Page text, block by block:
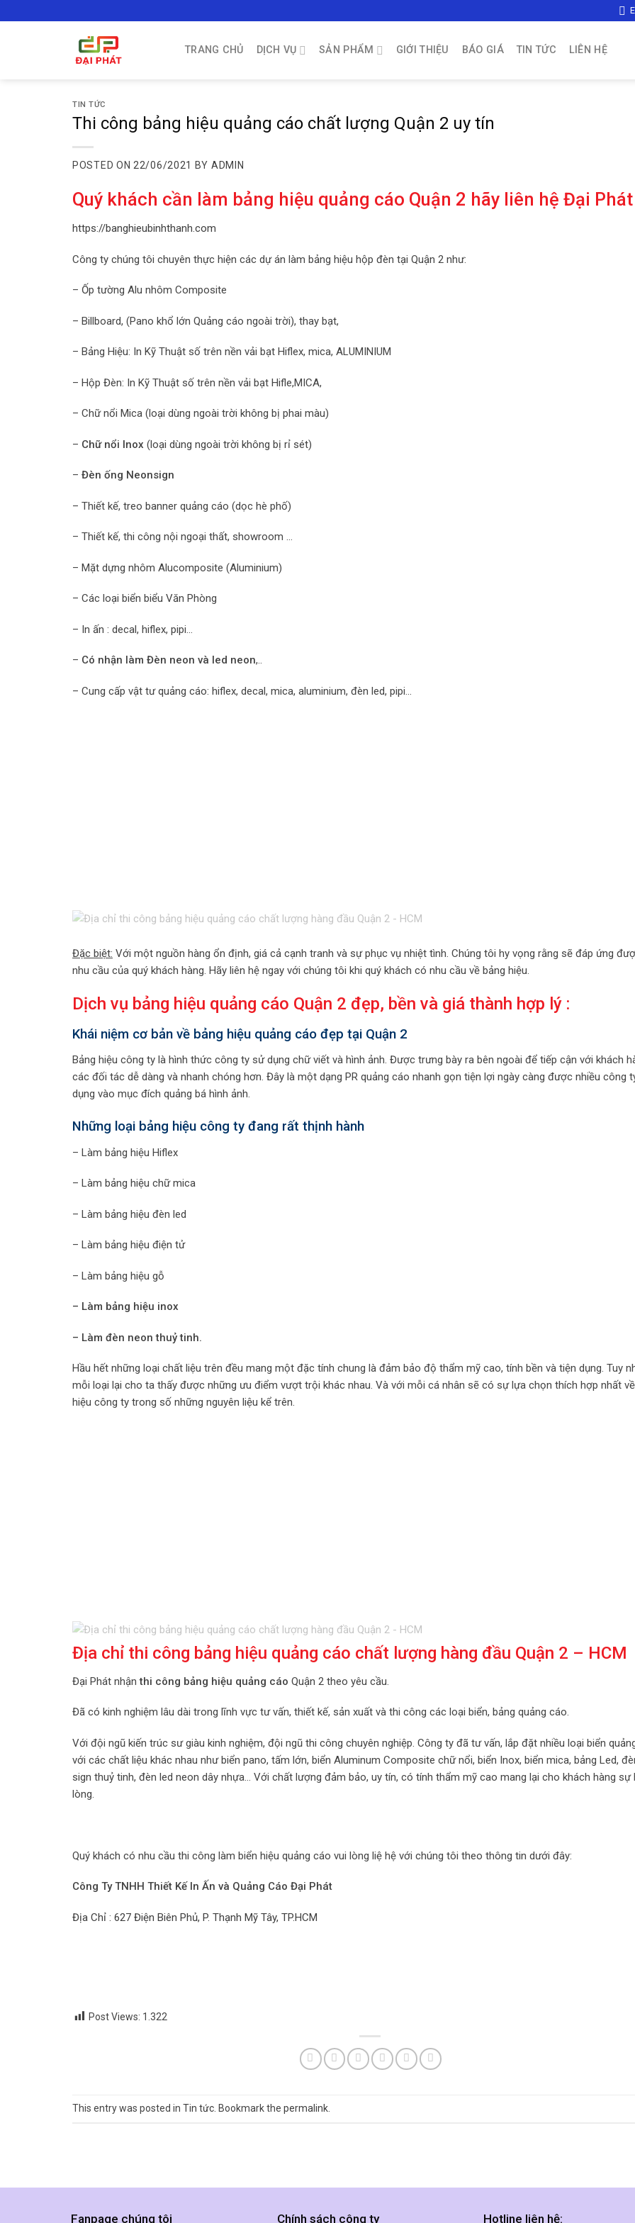
to
TRANG CHỦ DỊCH VỤ SẢN PHẨM GIỚI THIỆU BÁO GIÁ TIN TỨC LIÊN HỆ
TIN TỨC
Thi công bảng hiệu quảng cáo chất lượng Quận 2 uy tín
POSTED ON 22/06/2021 BY ADMIN
Quý khách cần làm bảng hiệu quảng cáo Quận 2 hãy liên hệ Đại Phát
https://banghieubinhthanh.com
Công ty chúng tôi chuyên thực hiện các dự án làm bảng hiệu hộp đèn tại Quận 2 như:
– Ốp tường Alu nhôm Composite
– Billboard, (Pano khổ lớn Quảng cáo ngoài trời), thay bạt,
– Bảng Hiệu: In Kỹ Thuật số trên nền vải bạt Hiflex, mica, ALUMINIUM
– Hộp Đèn: In Kỹ Thuật số trên nền vải bạt Hifle,MICA,
– Chữ nổi Mica (loại dùng ngoài trời không bị phai màu)
– Chữ nổi Inox (loại dùng ngoài trời không bị rỉ sét)
– Đèn ống Neonsign
– Thiết kế, treo banner quảng cáo (dọc hè phố)
– Thiết kế, thi công nội ngoại thất, showroom …
– Mặt dựng nhôm Alucomposite (Aluminium)
– Các loại biển biểu Văn Phòng
– In ấn : decal, hiflex, pipi…
– Có nhận làm Đèn neon và led neon,..
– Cung cấp vật tư quảng cáo: hiflex, decal, mica, aluminium, đèn led, pipi…
Đặc biệt: Với một nguồn hàng ổn định, giá cả cạnh tranh và sự phục vụ nhiệt tình. Chúng tôi hy vọng rằng sẽ đáp ứng
nhu cầu của quý khách hàng. Hãy liên hệ ngay với chúng tôi khi quý khách có nhu cầu về bảng hiệu.
Dịch vụ bảng hiệu quảng cáo Quận 2 đẹp, bền và giá thành hợp lý :
Khái niệm cơ bản về bảng hiệu quảng cáo đẹp tại Quận 2
Bảng hiệu công ty là hình thức công ty sử dụng chữ viết và hình ảnh. Được trưng bày ra bên ngoài để tiếp cận với khách
các đối tác dễ dàng và nhanh chóng hơn. Đây là một dạng PR quảng cáo nhanh gọn tiện lợi ngày càng được nhiều công
dụng vào mục đích quảng bá hình ảnh.
Những loại bảng hiệu công ty đang rất thịnh hành
– Làm bảng hiệu Hiflex
– Làm bảng hiệu chữ mica
– Làm bảng hiệu đèn led
– Làm bảng hiệu điện tử
– Làm bảng hiệu gỗ
– Làm bảng hiệu inox
– Làm đèn neon thuỷ tinh.
Hầu hết những loại chất liệu trên đều mang một đặc tính chung là đảm bảo độ thẩm mỹ cao, tính bền và tiện dụng. Tuy
mỗi loại lại cho ta thấy được những ưu điểm vượt trội khác nhau. Và với mỗi cá nhân sẽ có sự lựa chọn thích hợp nhất
hiệu công ty trong số những nguyên liệu kể trên.
Địa chỉ thi công bảng hiệu quảng cáo chất lượng hàng đầu Quận 2 – HCM
Đại Phát nhận thi công bảng hiệu quảng cáo Quận 2 theo yêu cầu.
Đã có kinh nghiệm lâu dài trong lĩnh vực tư vấn, thiết kế, sản xuất và thi công các loại biển, bảng quảng cáo.
Với đội ngũ kiến trúc sư giàu kinh nghiệm, đội ngũ thi công chuyên nghiệp. Công ty đã tư vấn, lắp đặt nhiều loại biển
với các chất liệu khác nhau như biển pano, tấm lớn, biển Aluminum Composite chữ nổi, biển Inox, biển mica, bảng Led,
sign thuỷ tinh, đèn led neon dây nhựa… Với chất lượng đảm bảo, uy tín, có tính thẩm mỹ cao mang lại cho khách hàng sự
lòng.
Quý khách có nhu cầu thi công làm biển hiệu quảng cáo vui lòng liệ hệ với chúng tôi theo thông tin dưới đây:
Công Ty TNHH Thiết Kế In Ấn và Quảng Cáo Đại Phát
Địa Chỉ : 627 Điện Biên Phủ, P. Thạnh Mỹ Tây, TP.HCM
Post Views: 1.322
This entry was posted in Tin tức . Bookmark the permalink
Fanpage chúng tôi Chính sách công ty Hotline liên hệ: